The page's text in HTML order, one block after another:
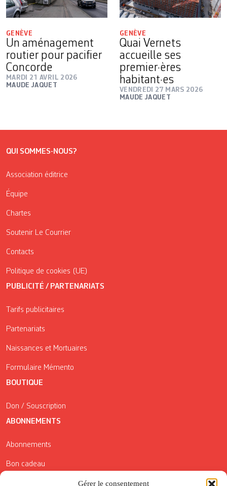
Gérer le consentement
GENÈVE
Un aménagement
routier pour pacifier
Concorde
MARDI 21 AVRIL 2026
MAUDE JAQUET
GENÈVE
Quai Vernets
accueille ses
premier·ères
habitant·es
VENDREDI 27 MARS 2026
MAUDE JAQUET
QUI SOMMES-NOUS?
Association éditrice
Équipe
Chartes
Soutenir Le Courrier
Contacts
Politique de cookies (UE)
PUBLICITÉ / PARTENARIATS
Tarifs publicitaires
Partenariats
Naissances et Mortuaires
Formulaire Mémento
BOUTIQUE
Don / Souscription
ABONNEMENTS
Abonnements
Bon cadeau
Conditions générales de vente